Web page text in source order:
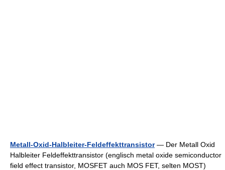
Metall-Oxid-Halbleiter-Feldeffekttransistor— Der Metall Oxid
Halbleiter Feldeffekttransistor (englisch metal oxide semiconductor
field effect transistor, MOSFET auch MOS FET, selten MOST)